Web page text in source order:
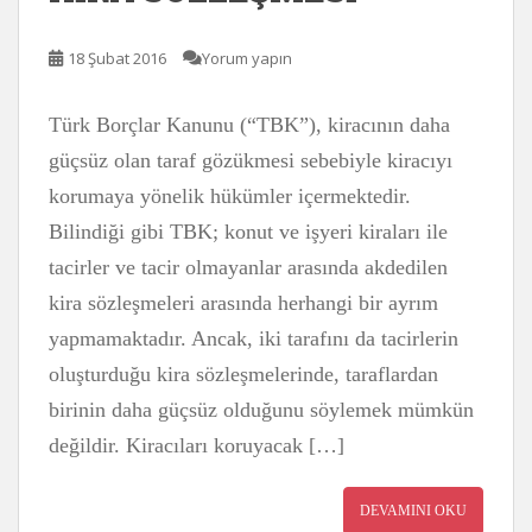
18 Şubat 2016 Yorum yapın
Türk Borçlar Kanunu (“TBK”), kiracının daha
güçsüz olan taraf gözükmesi sebebiyle kiracıyı
korumaya yönelik hükümler içermektedir.
Bilindiği gibi TBK; konut ve işyeri kiraları ile
tacirler ve tacir olmayanlar arasında akdedilen
kira sözleşmeleri arasında herhangi bir ayrım
yapmamaktadır. Ancak, iki tarafını da tacirlerin
oluşturduğu kira sözleşmelerinde, taraflardan
birinin daha güçsüz olduğunu söylemek mümkün
değildir. Kiracıları koruyacak […]
DEVAMINI OKU